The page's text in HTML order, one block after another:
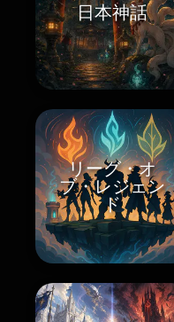
日本神話
リーグ・オ
ブ・レジェン
ド